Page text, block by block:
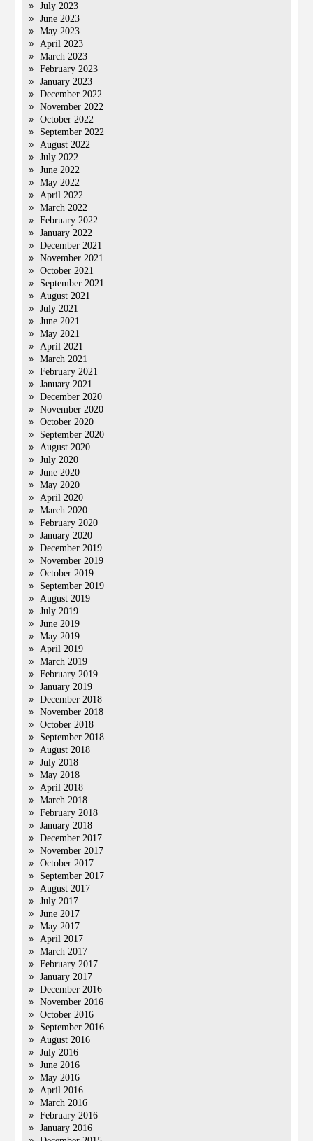
July 2023
June 2023
May 2023
April 2023
March 2023
February 2023
January 2023
December 2022
November 2022
October 2022
September 2022
August 2022
July 2022
June 2022
May 2022
April 2022
March 2022
February 2022
January 2022
December 2021
November 2021
October 2021
September 2021
August 2021
July 2021
June 2021
May 2021
April 2021
March 2021
February 2021
January 2021
December 2020
November 2020
October 2020
September 2020
August 2020
July 2020
June 2020
May 2020
April 2020
March 2020
February 2020
January 2020
December 2019
November 2019
October 2019
September 2019
August 2019
July 2019
June 2019
May 2019
April 2019
March 2019
February 2019
January 2019
December 2018
November 2018
October 2018
September 2018
August 2018
July 2018
May 2018
April 2018
March 2018
February 2018
January 2018
December 2017
November 2017
October 2017
September 2017
August 2017
July 2017
June 2017
May 2017
April 2017
March 2017
February 2017
January 2017
December 2016
November 2016
October 2016
September 2016
August 2016
July 2016
June 2016
May 2016
April 2016
March 2016
February 2016
January 2016